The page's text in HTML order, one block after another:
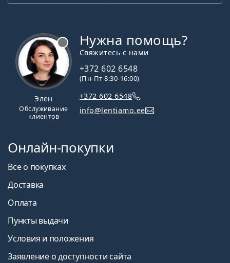
Элен
Обслуживание
клиентов
Нужна помощь?
Свяжитесь с нами
+372 602 6548
(Пн-Пт 8:30-16:00)
+372 602 6548
info@lentiamo.ee
Онлайн-покупки
Все о покупках
Доставка
Оплата
Пункты выдачи
Условия и положения
Заявление о доступности сайта